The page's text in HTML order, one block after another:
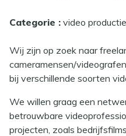
Categorie : video
Wij zijn op zoek naar
cameramensen/
bij verschillende soorten
We willen graag een
betrouwbare
projecten, zoals